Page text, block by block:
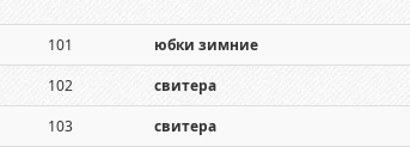
101
юбки зимние
102
свитера
103
свитера